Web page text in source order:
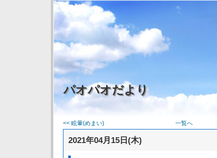
パオパオだより
<< 眩暈(めまい) 一覧へ
2021年04月15日(木)